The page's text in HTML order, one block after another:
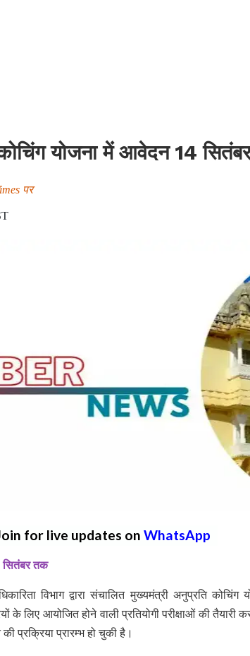
योजना में आवेदन 14
पर
for live updates on WhatsApp
सितंबर तक
विभाग द्वारा संचालित मुख्यमंत्री अनुप्रति कोचिंग
के लिए आयोजित होने वाली प्रतियोगी परीक्षाओं की
प्रक्रिया प्रारम्भ हो चुकी है।